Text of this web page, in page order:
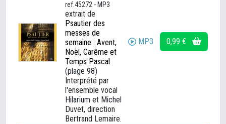
ref.45272 - MP3
extrait de
Psautier des
messes de
semaine : Avent,
Noël, Carême et
Temps Pascal
(plage 98)
Interprété par
l'ensemble vocal
Hilarium et Michel
Duvet, direction
Bertrand Lemaire.
MP3 0,99 €